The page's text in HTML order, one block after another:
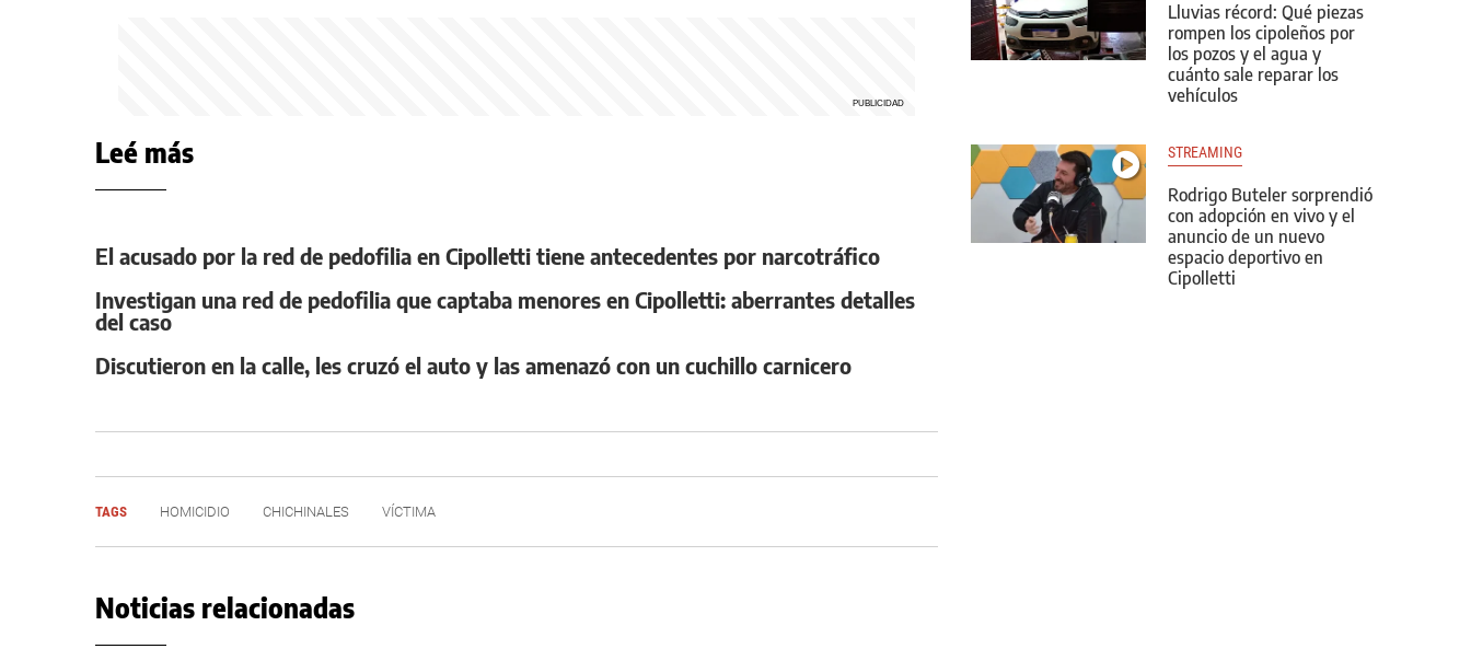
Leé más
El acusado por la red de pedofilia en Cipolletti tiene antecedentes por narcotráfico
Investigan una red de pedofilia que captaba menores en Cipolletti: aberrantes detalles
del caso
Discutieron en la calle, les cruzó el auto y las amenazó con un cuchillo carnicero
TAGS HOMICIDIO CHICHINALES VÍCTIMA
Noticias relacionadas
Lluvias récord: Qué piezas
rompen los cipoleños por
los pozos y el agua y
cuánto sale reparar los
vehículos
STREAMING
Rodrigo Buteler sorprendió
con adopción en vivo y el
anuncio de un nuevo
espacio deportivo en
Cipolletti